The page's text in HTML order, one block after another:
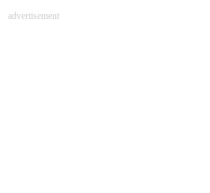
advertisement